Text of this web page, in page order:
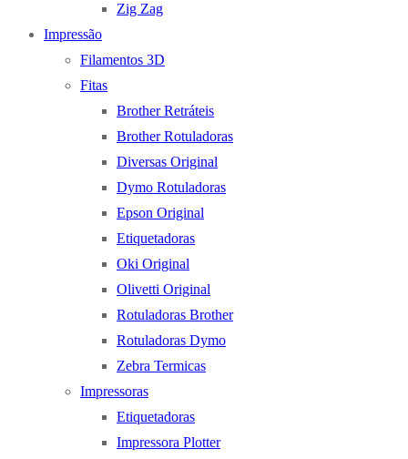
Zig Zag
Impressão
Filamentos 3D
Fitas
Brother Retráteis
Brother Rotuladoras
Diversas Original
Dymo Rotuladoras
Epson Original
Etiquetadoras
Oki Original
Olivetti Original
Rotuladoras Brother
Rotuladoras Dymo
Zebra Termicas
Impressoras
Etiquetadoras
Impressora Plotter